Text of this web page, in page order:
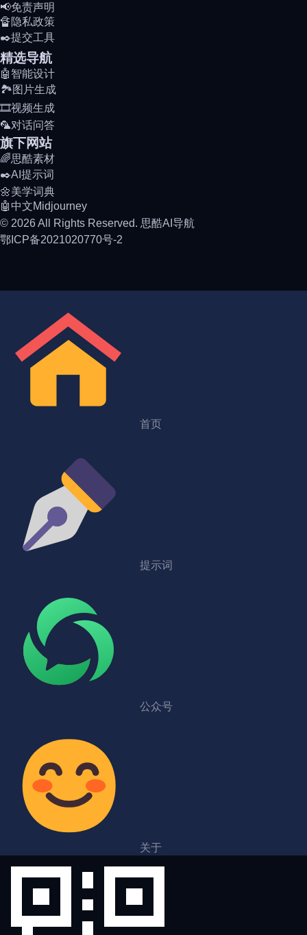
📢免责声明
🔏隐私政策
✒️提交工具
精选导航
🤖智能设计
🏞️图片生成
🎞️视频生成
🦜对话问答
旗下网站
🌈思酷素材
✒️AI提示词
🌼美学词典
🤖中文Midjourney
© 2026 All Rights Reserved. 思酷AI导航
鄂ICP备2021020770号-2
首页
提示词
公众号
关于